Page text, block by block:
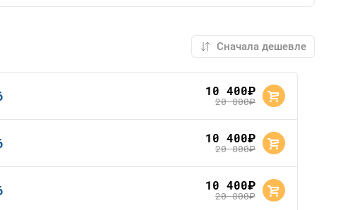
10 400руб.
20 800руб.
10 400руб.
20 800руб.
10 400руб.
20 800руб.